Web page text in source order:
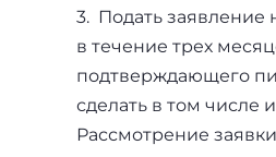
3. Подать заявление
в течение трех
подтверждающего
сделать в том числе
Рассмотрение